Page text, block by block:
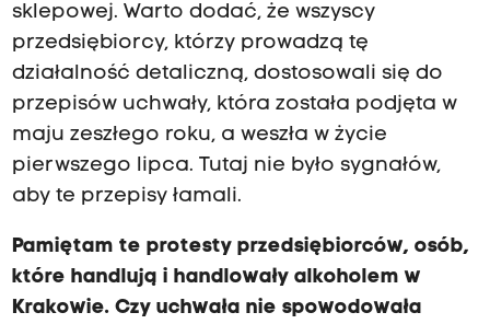
sklepowej. Warto dodać, że wszyscy
przedsiębiorcy, którzy prowadzą tę
działalność detaliczną, dostosowali się do
przepisów uchwały, która została podjęta w
maju zeszłego roku, a weszła w życie
pierwszego lipca. Tutaj nie było sygnałów,
aby te przepisy łamali.
Pamiętam te protesty przedsiębiorców, osób,
które handlują i handlowały alkoholem w
Krakowie. Czy uchwała nie spowodowała